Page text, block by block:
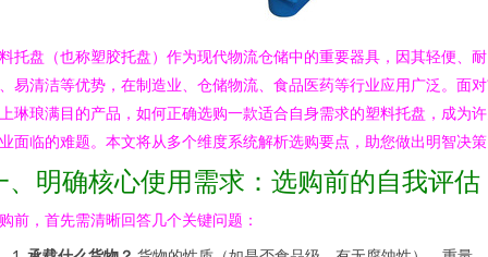
托盘（也称塑胶托盘）作为现代物流仓储中的重要器具，因其轻便、耐
易清洁等优势，在制造业、仓储物流、食品医药等行业应用广泛。面
琳琅满目的产品，如何正确选购一款适合自身需求的塑料托盘，成为
面临的难题。本文将从多个维度系统解析选购要点，助您做出明智决
、明确核心使用需求：选购前的自我评估
前，首先需清晰回答几个关键问题：